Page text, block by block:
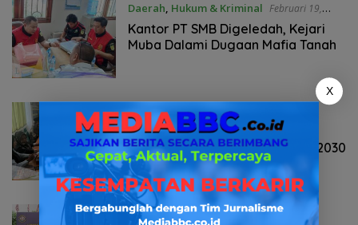
Daerah, Hukum & Kriminal Februari 19,
2025
Kantor PT SMB Digeledah, Kejari
Muba Dalami Dugaan Mafia Tanah
Daerah Februari 19, 2025
Karang Taruna Sumsel Gelar
Pemilihan Ketua Periode 2025-2030
Daerah,TNI & Polri Februari 19, 2025
X